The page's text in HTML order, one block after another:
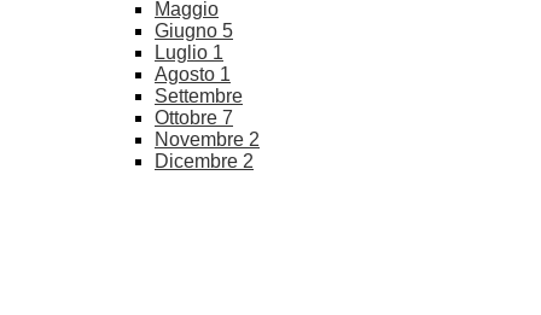
Maggio
Giugno 5
Luglio 1
Agosto 1
Settembre
Ottobre 7
Novembre 2
Dicembre 2